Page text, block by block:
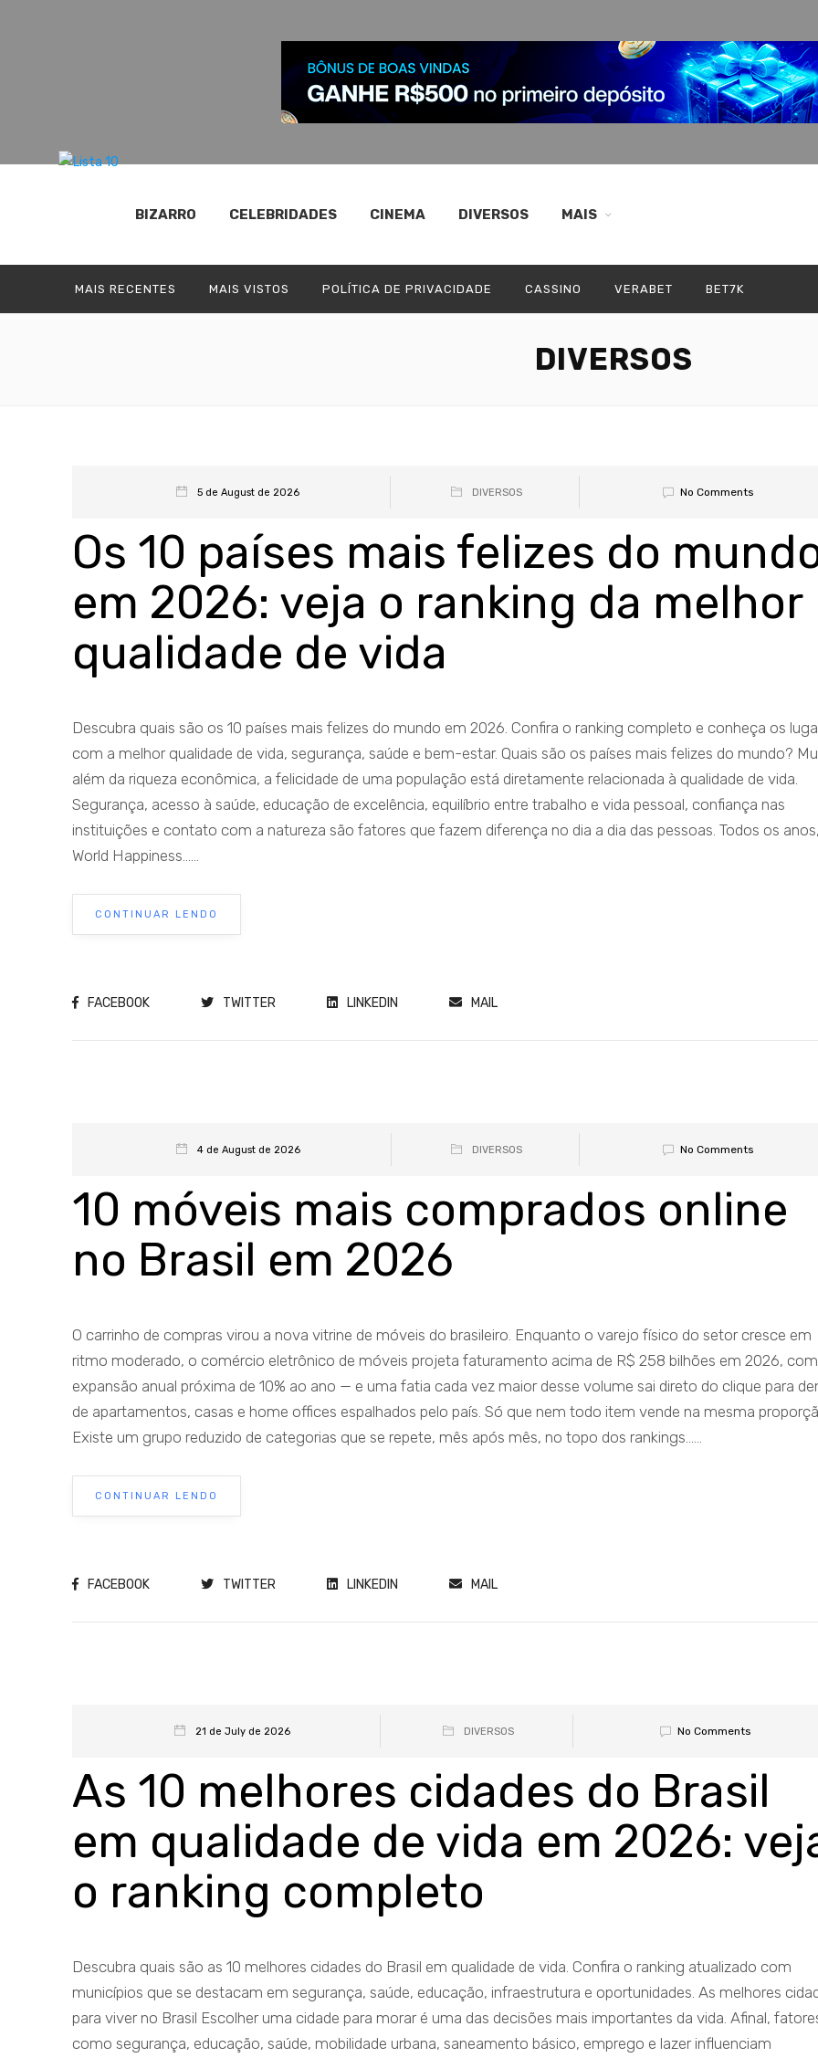
BIZARRO CELEBRIDADES CINEMA DIVERSOS MAIS
MAIS RECENTES MAIS VISTOS POLÍTICA DE PRIVACIDADE CASSINO VERABET BET7K
DIVERSOS
5 de August de 2026 DIVERSOS No Comments
Os 10 países mais felizes do
em 2026: veja o ranking da melhor
qualidade de vida
Descubra quais são os 10 países mais felizes do mundo em 2026. Confira o ranking completo e conheça os
com a melhor qualidade de vida, segurança, saúde e bem-estar. Quais são os países mais felizes do mundo?
além da riqueza econômica, a felicidade de uma população está diretamente relacionada à qualidade de vida.
Segurança, acesso à saúde, educação de excelência, equilíbrio entre trabalho e vida pessoal, confiança nas
instituições e contato com a natureza são fatores que fazem diferença no dia a dia das pessoas. Todos os
World Happiness......
CONTINUAR LENDO
FACEBOOK TWITTER LINKEDIN MAIL
4 de August de 2026 DIVERSOS No Comments
10 móveis mais comprados online
no Brasil em 2026
O carrinho de compras virou a nova vitrine de móveis do brasileiro. Enquanto o varejo físico do setor cresce em
ritmo moderado, o comércio eletrônico de móveis projeta faturamento acima de R$ 258 bilhões em 2026, com
expansão anual próxima de 10% ao ano — e uma fatia cada vez maior desse volume sai direto do clique para
de apartamentos, casas e home offices espalhados pelo país. Só que nem todo item vende na mesma
Existe um grupo reduzido de categorias que se repete, mês após mês, no topo dos rankings......
CONTINUAR LENDO
FACEBOOK TWITTER LINKEDIN MAIL
21 de July de 2026 DIVERSOS No Comments
As 10 melhores cidades do Brasil
em qualidade de vida em 2026:
o ranking completo
Descubra quais são as 10 melhores cidades do Brasil em qualidade de vida. Confira o ranking atualizado com
municípios que se destacam em segurança, saúde, educação, infraestrutura e oportunidades. As melhores
para viver no Brasil Escolher uma cidade para morar é uma das decisões mais importantes da vida. Afinal,
como segurança, educação, saúde, mobilidade urbana, saneamento básico, emprego e lazer influenciam